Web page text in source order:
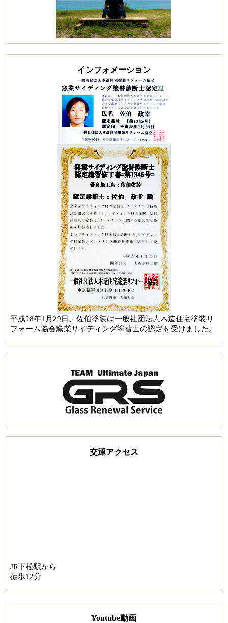
インフォメーション
平成28年1月29日、佐伯塗装は一般社団法人木造住宅塗装リ
フォーム協会窯業サイディング塗替士の認定を受けました。
交通アクセス
JR下松駅から
徒歩12分
Youtube動画